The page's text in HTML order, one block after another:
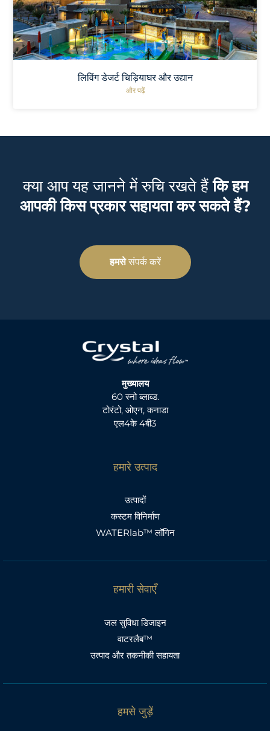
लिविंग डेजर्ट चिड़ियाघर और उद्यान
और पढ़ें
क्या आप यह जानने में रुचि रखते हैंकि हम
आपकी किस प्रकार सहायता कर सकते हैं?
हमसेसंपर्क करें
मुख्यालय
60 स्नो ब्लाव्ड.
टोरंटो, ओएन, कनाडा
एल4के 4बी3
हमारे उत्पाद
उत्पादों
कस्टम विनिर्माण
WATERlab™ लॉगिन
हमारी सेवाएँ
जल सुविधा डिजाइन
वाटरलैब™
उत्पाद और तकनीकी सहायता
हमसे जुड़ें